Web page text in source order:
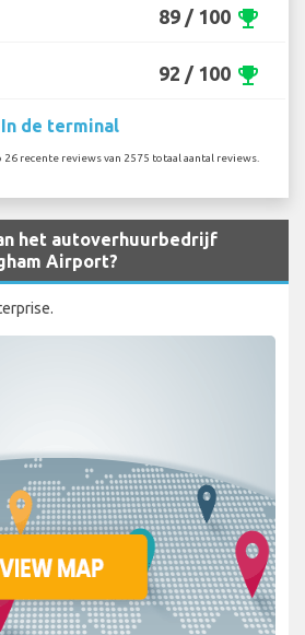
89 / 100 emoji_events
92 / 100 emoji_events
In de terminal
recente reviews van 2575 totaal aantal reviews.
het autoverhuurbedrijf
Airport?